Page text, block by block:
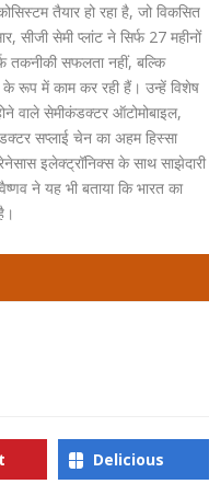
तैयार हो रहा है, जो विकसित
सेमी प्लांट ने सिर्फ 27 महीनों
तकनीकी सफलता नहीं, बल्कि
के रूप में काम कर रही हैं। उन्हें विशेष
वाले सेमीकंडक्टर ऑटोमोबाइल,
सप्लाई चेन का अहम हिस्सा
इलेक्ट्रॉनिक्स के साथ साझेदारी
ने यह भी बताया कि भारत का
Delicious